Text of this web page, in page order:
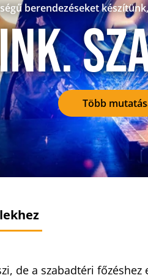
berendezéseket
Több
de a szabadtéri